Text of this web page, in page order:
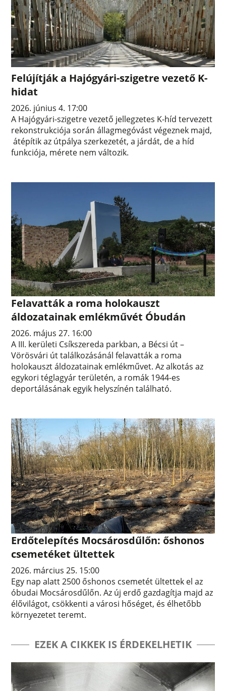
Felújítják a Hajógyári-szigetre vezető K-
hidat
2026. június 4. 17:00
A Hajógyári-szigetre vezető jellegzetes K-híd tervezett
rekonstrukciója során állagmegóvást végeznek majd,
átépítik az útpálya szerkezetét, a járdát, de a híd
funkciója, mérete nem változik.
Felavatták a roma holokauszt
áldozatainak emlékművét Óbudán
2026. május 27. 16:00
A III. kerületi Csíkszereda parkban, a Bécsi út –
Vörösvári út találkozásánál felavatták a roma
holokauszt áldozatainak emlékművet. Az alkotás az
egykori téglagyár területén, a romák 1944-es
deportálásának egyik helyszínén található.
Erdőtelepítés Mocsárosdűlőn: őshonos
csemetéket ültettek
2026. március 25. 15:00
Egy nap alatt 2500 őshonos csemetét ültettek el az
óbudai Mocsárosdűlőn. Az új erdő gazdagítja majd az
élővilágot, csökkenti a városi hőséget, és élhetőbb
környezetet teremt.
EZEK A CIKKEK IS ÉRDEKELHETIK